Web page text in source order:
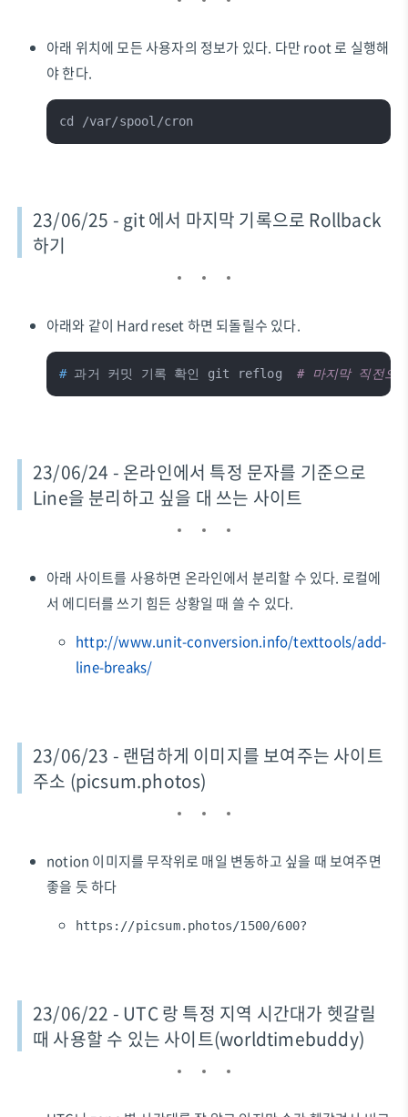
아래 위치에 모든 사용자의 정보가 있다. 다만 root 로 실행해
야 한다.
cd /var/spool/cron
23/06/25 - git 에서 마지막 기록으로 Rollback
하기
아래와 같이 Hard reset 하면 되돌릴수 있다.
# 과거 커밋 기록 확인 git reflog # 마지막 직전
23/06/24 - 온라인에서 특정 문자를 기준으로
Line을 분리하고 싶을 대 쓰는 사이트
아래 사이트를 사용하면 온라인에서 분리할 수 있다. 로컬에
서 에디터를 쓰기 힘든 상황일 때 쓸 수 있다.
http://www.unit-conversion.info/texttools/add-
line-breaks/
23/06/23 - 랜덤하게 이미지를 보여주는 사이트
주소 (picsum.photos)
notion 이미지를 무작위로 매일 변동하고 싶을 때 보여주면
좋을 듯 하다
https://picsum.photos/1500/600?
23/06/22 - UTC 랑 특정 지역 시간대가 헷갈릴
때 사용할 수 있는 사이트(worldtimebuddy)